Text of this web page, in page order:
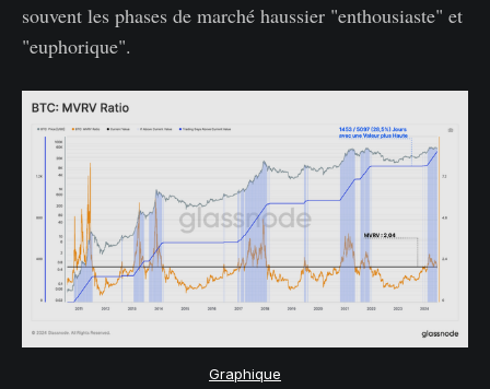
souvent les phases de marché haussier "enthousiaste" et
"euphorique".
Graphique